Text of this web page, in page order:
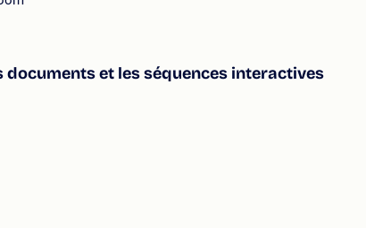
et les séquences interactives